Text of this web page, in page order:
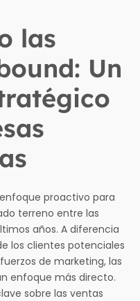
las
Un
proactivo para
terreno entre las
años. A diferencia
los clientes potenciales
de marketing, las
enfoque más directo.
sobre las ventas